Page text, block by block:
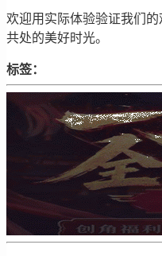
欢迎用实际体验验证我们
共处的美好时光。
标签：